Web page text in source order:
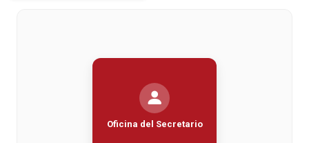
Oficina del Secretario